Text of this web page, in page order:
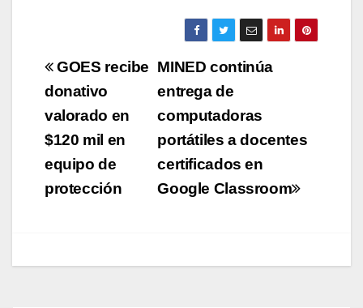
Navegación
de
entradas
MINED continúa
entrega de
computadoras
portátiles a docentes
certificados en
Google Classroom
GOES recibe
donativo
valorado en
$120 mil en
equipo de
protección